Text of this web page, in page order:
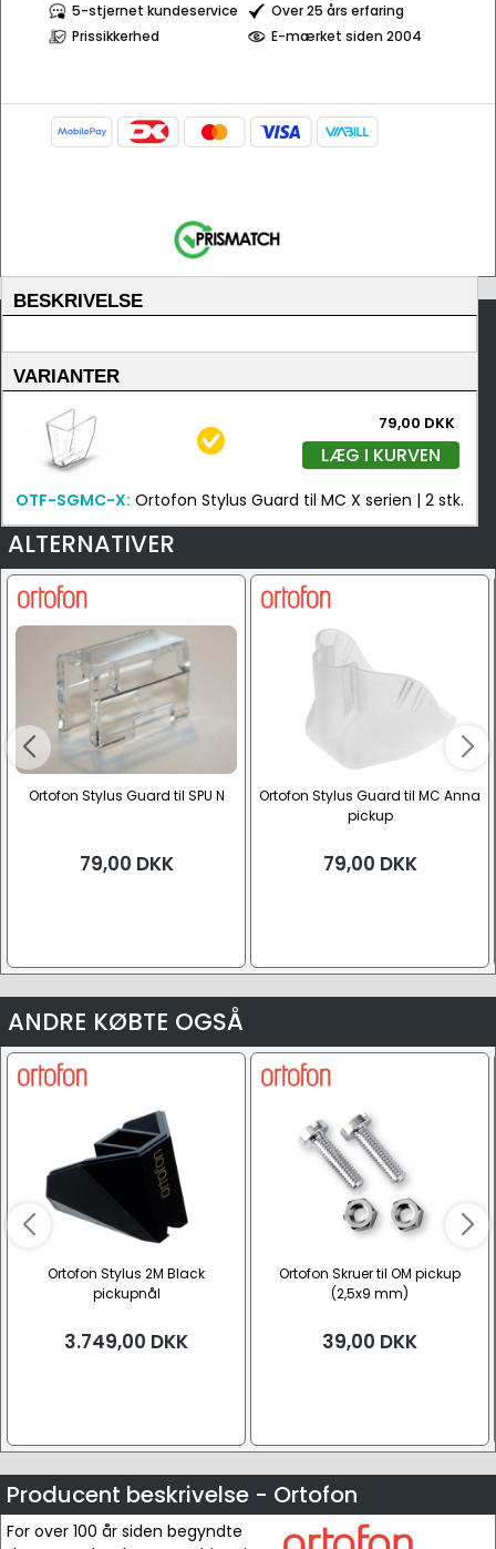
5-stjernet kundeservice
Over 25 års erfaring
Prissikkerhed
E-mærket siden 2004
BESKRIVELSE
VARIANTER
79,00 DKK
LÆG I KURVEN
OTF-SGMC-X: Ortofon Stylus Guard til MC X serien | 2 stk.
ALTERNATIVER
Ortofon Stylus Guard til SPU N
79,00 DKK
Ortofon Stylus Guard til MC Anna
pickup
79,00 DKK
ANDRE KØBTE OGSÅ
Ortofon Stylus 2M Black
pickupnål
3.749,00 DKK
Ortofon Skruer til OM pickup
(2,5x9 mm)
39,00 DKK
Producent beskrivelse - Ortofon
For over 100 år siden begyndte